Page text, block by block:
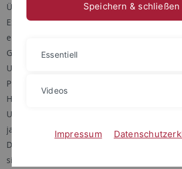
Foto:
Über die im Rahmen der
Exzellenzinitiative
eingerichteten
Gastprofessuren hat die
Universität Tübingen den
Physiker Professor Dr.
Hidetoshi Katori von der
Universität Tokio und dem
japanischen Forschungsinstitut RIKEN auf
Der Physiker, dessen Spezialgebiet
sind, wird in den kommenden drei Jahren
Speichern & schließen
Essentiell
Videos
Impressum